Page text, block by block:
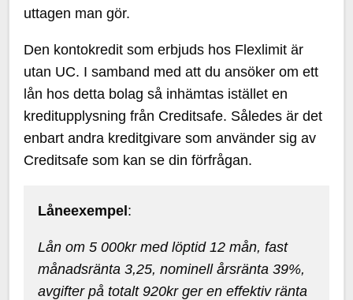
uttagen man gör.
Den kontokredit som erbjuds hos Flexlimit är
utan UC. I samband med att du ansöker om ett
lån hos detta bolag så inhämtas istället en
kreditupplysning från Creditsafe. Således är det
enbart andra kreditgivare som använder sig av
Creditsafe som kan se din förfrågan.
Låneexempel :
Lån om 5 000kr med löptid 12 mån, fast
månadsränta 3,25, nominell årsränta 39%,
avgifter på totalt 920kr ger en effektiv ränta